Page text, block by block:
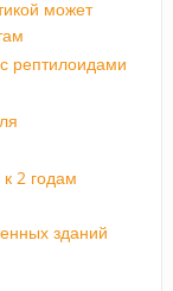
может
рептилоидами
2 годам
зданий